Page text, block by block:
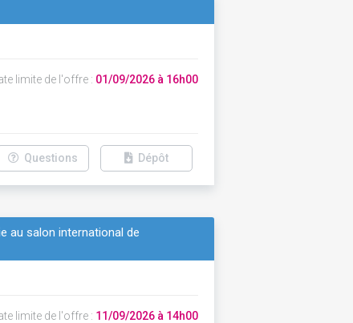
limite de l'offre : 01/09/2026 à 16h00
Questions Dépôt
au salon international de
limite de l'offre : 11/09/2026 à 14h00